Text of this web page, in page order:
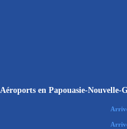
Aéroports en Papouasie-Nouvelle-